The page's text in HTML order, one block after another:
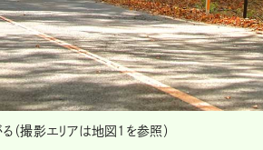
（撮影エリアは地図1を参照）